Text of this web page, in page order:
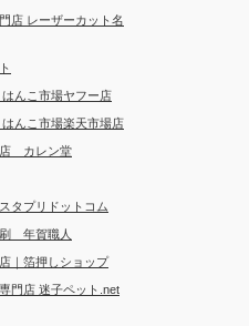
店 レーザーカット名
んこ市場ヤフー店
んこ市場楽天市場店
店 カレン堂
タプリドットコム
年賀職人
｜箔押しショップ
門店 迷子ペット.net